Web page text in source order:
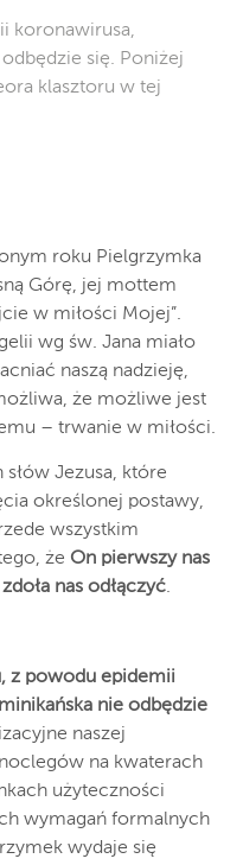
koronawirusa,
się. Poniżej
klasztoru w tej
roku Pielgrzymka
Górę, jej mottem
w miłości Mojej”.
wg św. Jana miało
naszą nadzieję,
że możliwe jest
– trwanie w miłości.
Jezusa, które
określonej postawy,
wszystkim
że On pierwszy nas
nas odłączyć.
z powodu epidemii
nie odbędzie
naszej
na kwaterach
użyteczności
wymagań formalnych
wydaje się